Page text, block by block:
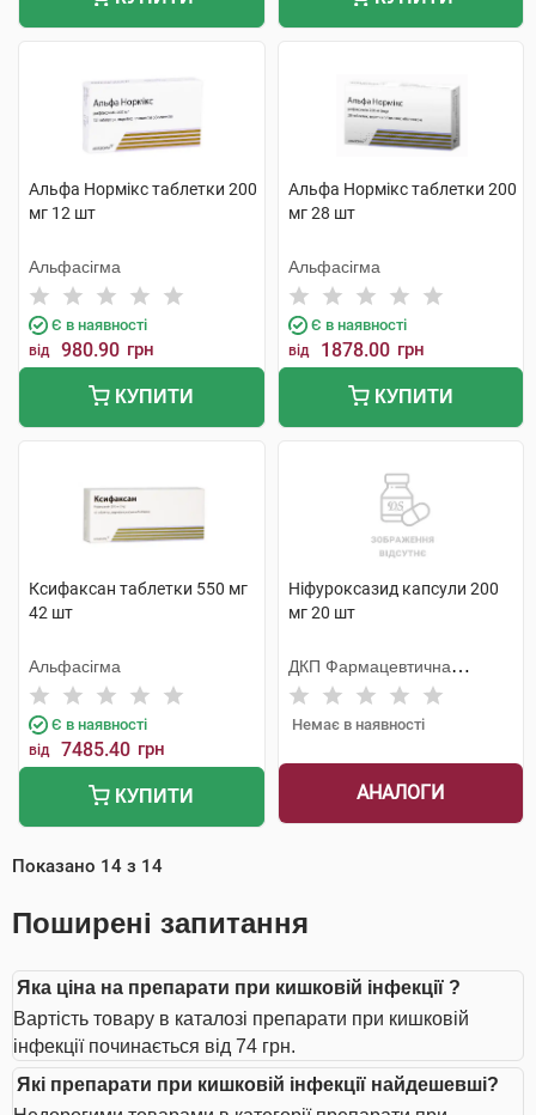
Альфа Нормікс таблетки 200
мг 12 шт
Альфасігма
Є в наявності
від 980.90 грн
КУПИТИ
Альфа Нормікс таблетки 200
мг 28 шт
Альфасігма
Є в наявності
від 1878.00 грн
КУПИТИ
Ксифаксан таблетки 550 мг
42 шт
Альфасігма
Є в наявності
від 7485.40 грн
КУПИТИ
Ніфуроксазид капсули 200
мг 20 шт
ДКП Фармацевтична
фабрика
Немає в наявності
АНАЛОГИ
Показано 14 з 14
Поширені запитання
Яка ціна на препарати при кишковій інфекції ?
Вартість товару в каталозі препарати при кишковій
інфекції починається від 74 грн.
Які препарати при кишковій інфекції найдешевші?